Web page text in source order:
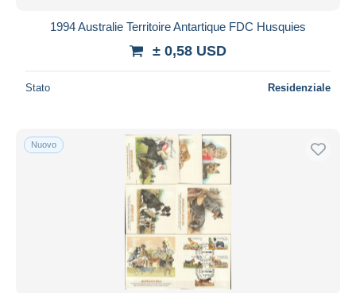
1994 Australie Territoire Antartique FDC Husquies
± 0,58 USD
Stato Residenziale
Nuovo